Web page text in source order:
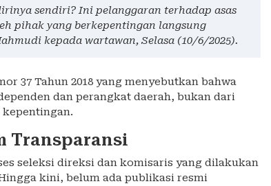
sendiri? Ini pelanggaran terhadap asas
pihak yang berkepentingan langsung
kepada wartawan, Selasa (10/6/2025).
37 Tahun 2018 yang menyebutkan bahwa
dan perangkat daerah, bukan dari
Transparansi
seleksi direksi dan komisaris yang dilakukan
kini, belum ada publikasi resmi